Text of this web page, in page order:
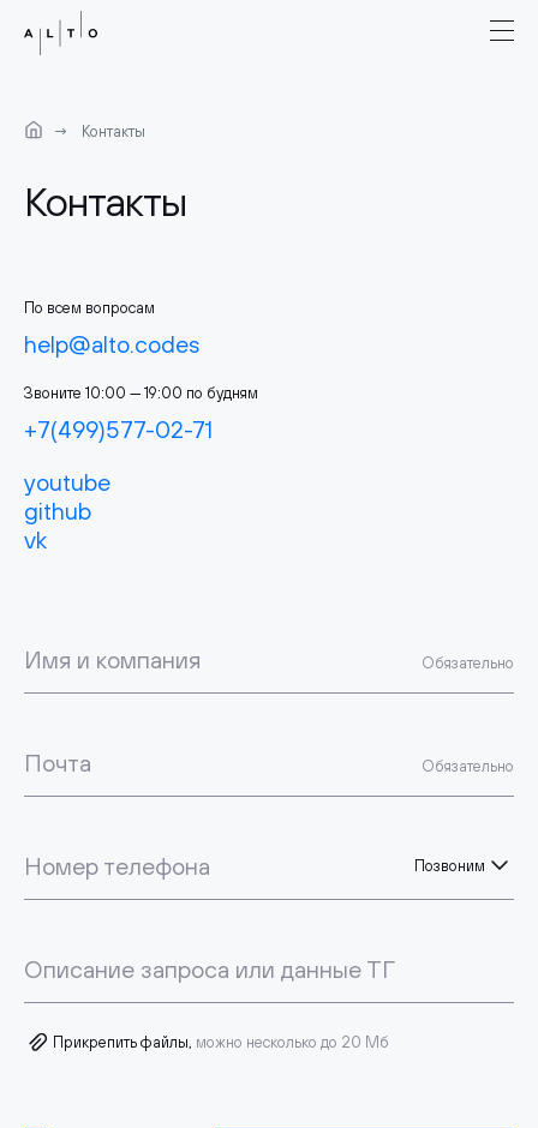
Контакты
Контакты
По всем вопросам
help@alto.codes
Звоните 10:00 — 19:00 по будням
+7(499)577-02-71
youtube
github
vk
Имя и компания Обязательно
Почта Обязательно
Номер телефона Позвоним
Описание запроса или данные ТГ
Прикрепить файлы, можно несколько до 20 Мб